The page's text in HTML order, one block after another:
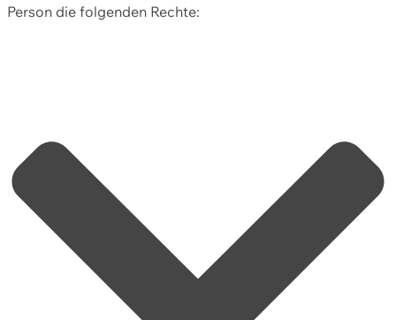
Person die folgenden Rechte: